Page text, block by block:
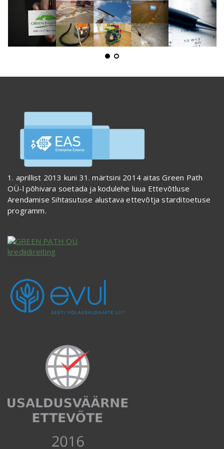
1. aprillist 2013 kuni 31. märtsini 2014 aitas Green Path
OÜ-l põhivara soetada ja kodulehe luua Ettevõtluse
Arendamise Sihtasutuse alustava ettevõtja starditoetuse
programm.